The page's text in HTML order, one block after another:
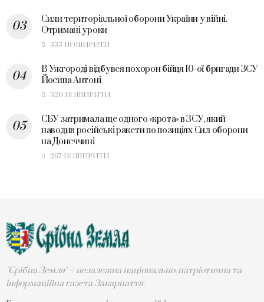
Сили територіальної оборони України у війні.
Отримані уроки
333 ПОШИРИТИ
В Ужгороді відбувся похорон бійця 10-ої бригади ЗСУ
Йосипа Антоні
320 ПОШИРИТИ
СБУ затримала ще одного «крота» в ЗСУ, який
наводив російські ракети по позиціях Сил оборони
на Донеччині
267 ПОШИРИТИ
"Срібна Земля" – незалежна національно-патріотична та
інформаційна газета Закарпаття.